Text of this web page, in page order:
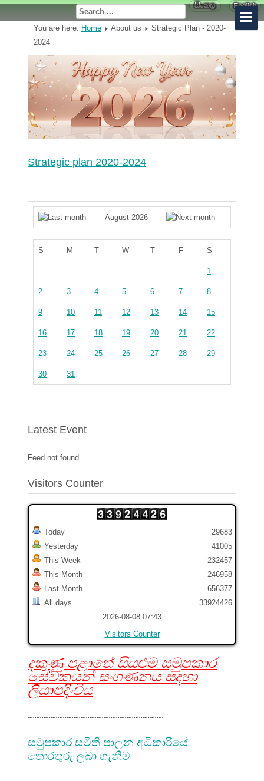
You are here: Home About us
Strategic Plan - 2020-
2024
Strategic plan 2020-2024
August 2026
S M T W T F S
1
2 3 4 5 6 7 8
9 10 11 12 13 14 15
16 17 18 19 20 21 22
23 24 25 26 27 28 29
30 31
Latest Event
Feed not found
Visitors Counter
Today
Yesterday
This Week
This Month
Last Month
All days
29683
41005
232457
246958
656377
33924426
2026-08-08 07:43
Visitors Counter
දකුණු පළාතේ සියළුම සමුපකාර
සේවකයන් සංගණනය සදහා
ලියාපදිංචිය
.............................................................................
සමුපකාර සමිති පාලන අධිකාරියේ
තොරතුරු ලබා ගැනීම